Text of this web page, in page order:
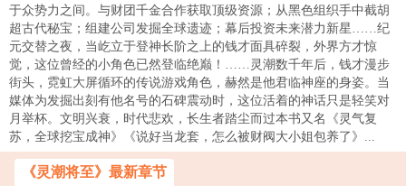
于众势力之间。与财团千金合作获取顶级资源；从黑色组织手中截胡
超古代秘宝；组建公司发掘全球遗迹；幕后投资未来潜力新星……纪
元交替之夜，当屹立于登神长阶之上的钱才面具碎裂，外界方才惊
觉，这位曾经的小角色已然登临绝巅！……灵潮数千年后，钱才漫步
街头，霓虹大屏循环的传说游戏角色，赫然是他君临神座的身姿。当
媒体为发掘出刻有他名号的石碑震动时，这位活着的神话只是轻笑对
月举杯。文明兴衰，时代悲欢，长生者踏尘而过本书又名《灵气复
苏，全球挖宝成神》《说好当龙套，怎么被财阀大小姐包养了》...
《灵潮将至》最新章节